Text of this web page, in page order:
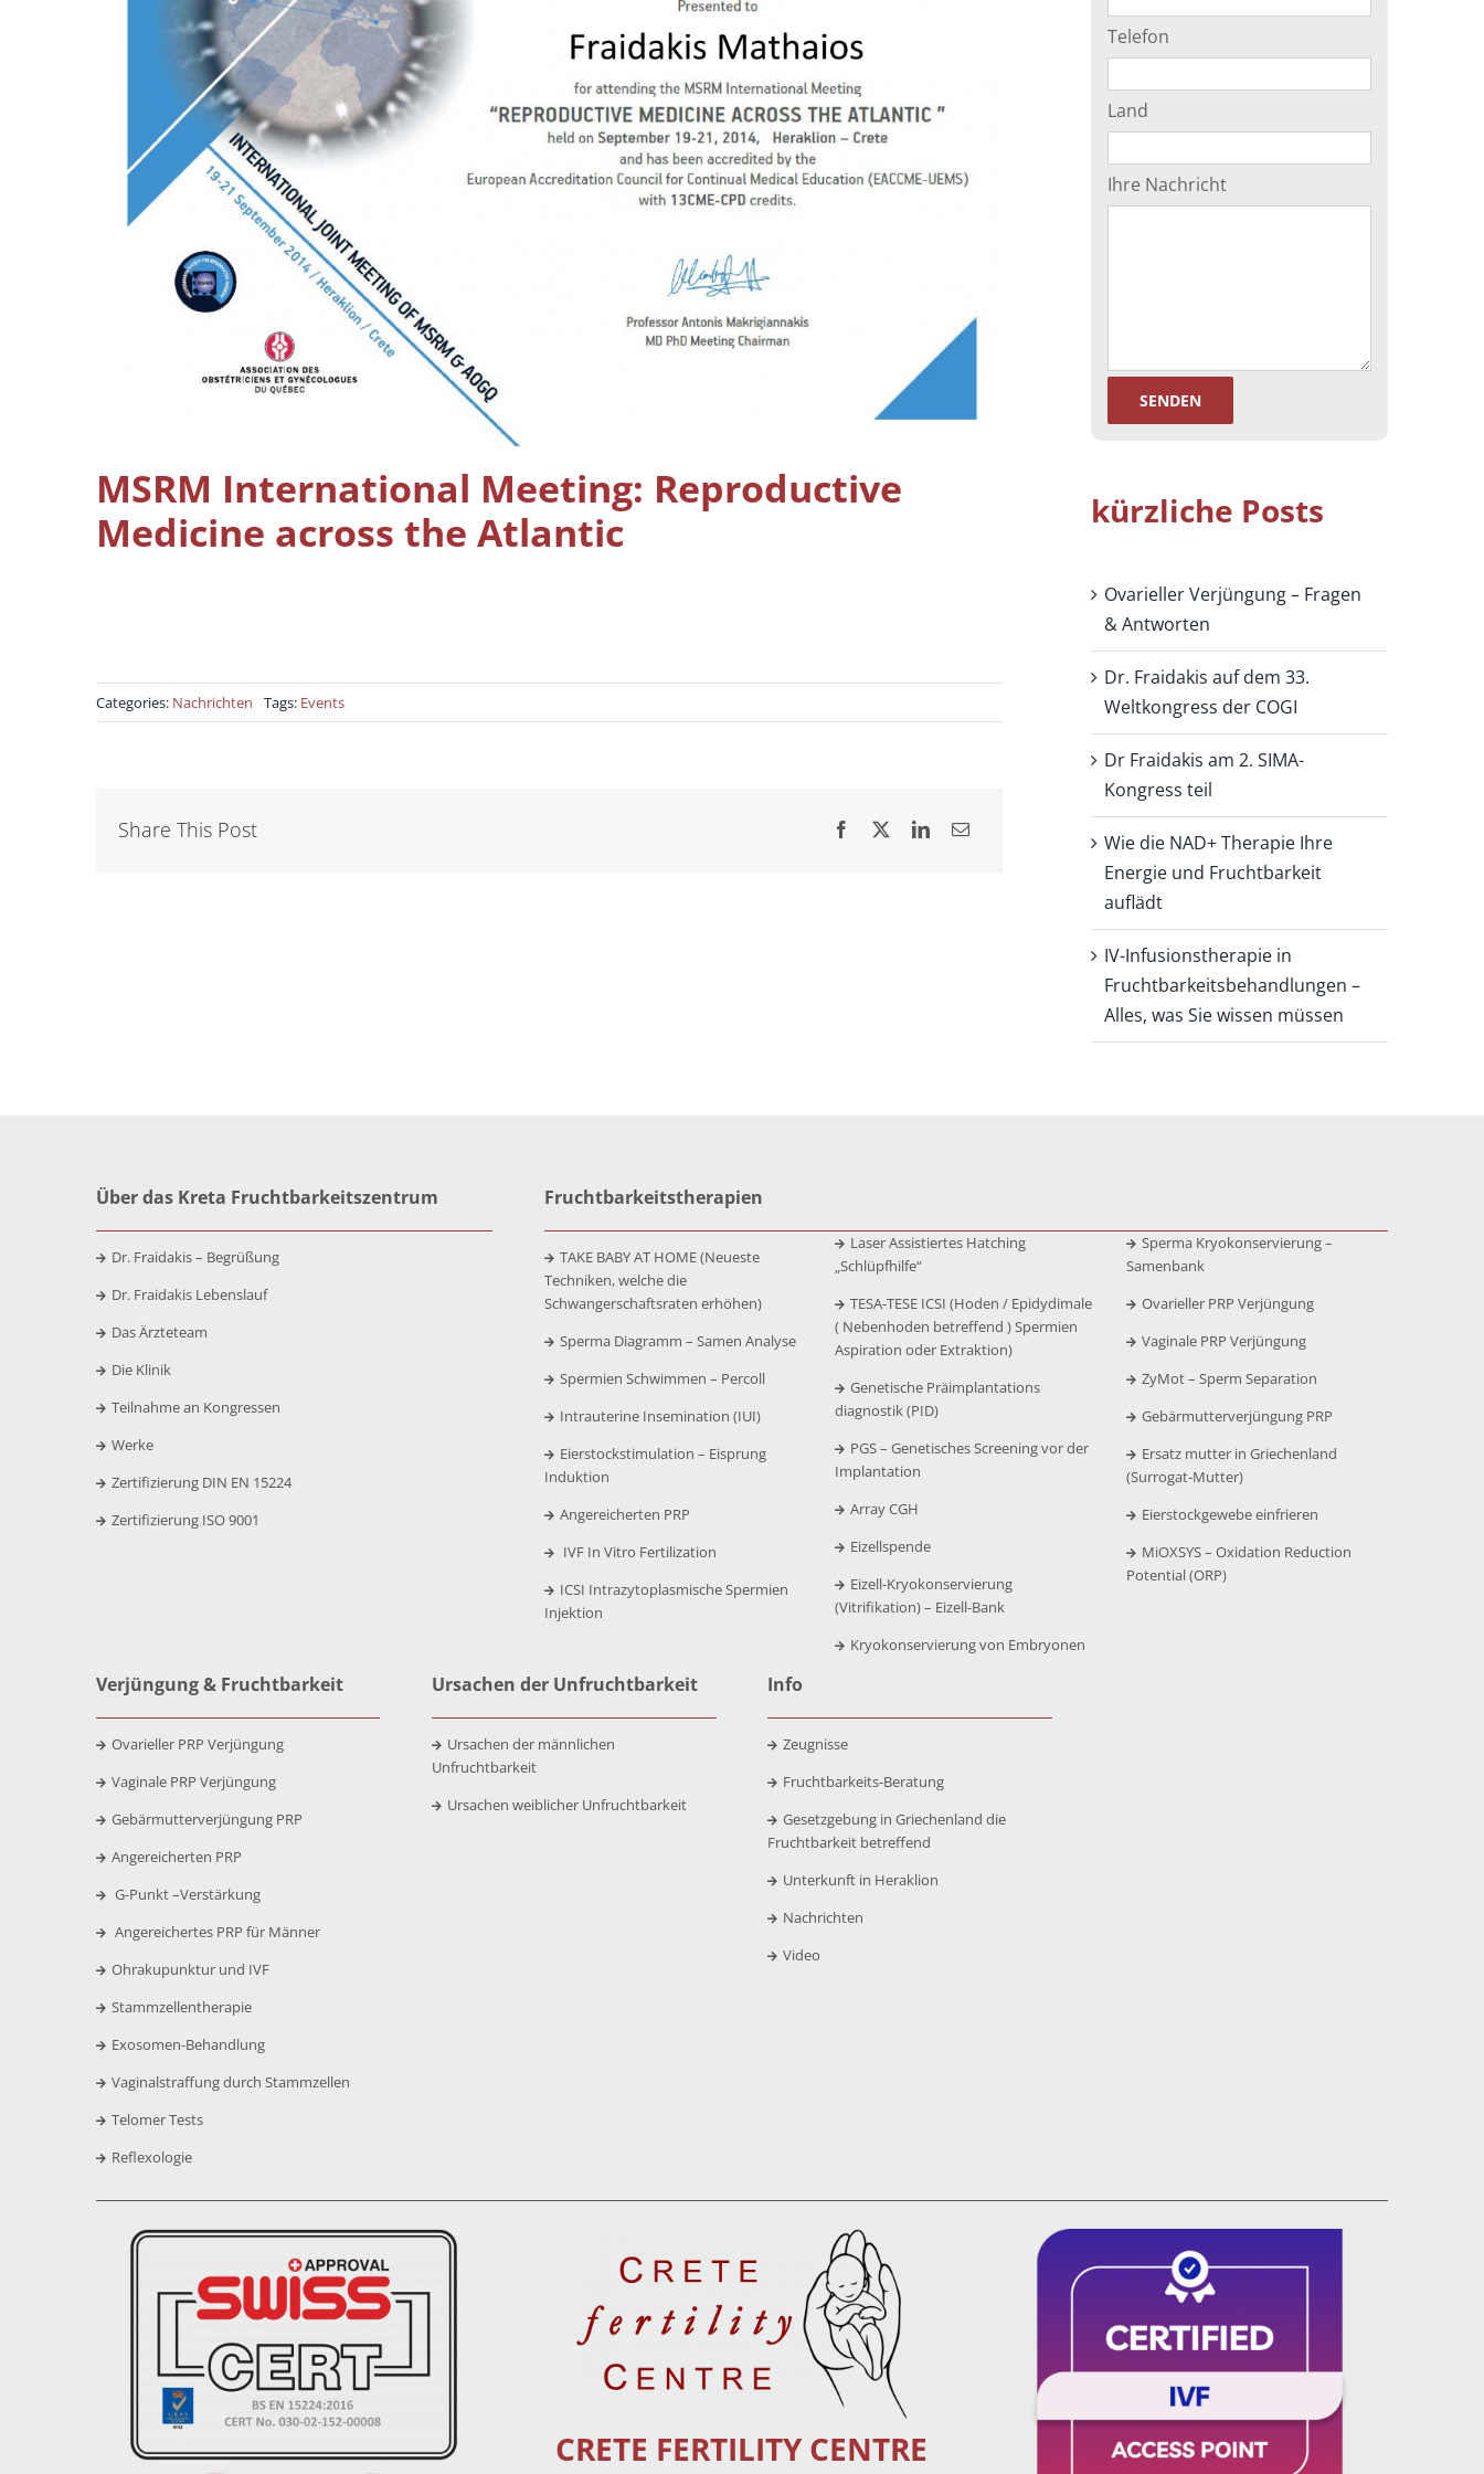
MSRM International Meeting: Reproductive
Medicine across the Atlantic
Categories: Nachrichten Tags: Events
Share This Post
Telefon
Land
Ihre Nachricht
kürzliche Posts
Ovarieller Verjüngung – Fragen
& Antworten
Dr. Fraidakis auf dem 33.
Weltkongress der COGI
Dr Fraidakis am 2. SIMA-
Kongress teil
Wie die NAD+ Therapie Ihre
Energie und Fruchtbarkeit
auflädt
IV-Infusionstherapie in
Fruchtbarkeitsbehandlungen –
Alles, was Sie wissen müssen
Über das Kreta Fruchtbarkeitszentrum
Dr. Fraidakis – Begrüßung
Dr. Fraidakis Lebenslauf
Das Ärzteteam
Die Klinik
Teilnahme an Kongressen
Werke
Zertifizierung DIN EN 15224
Zertifizierung ISO 9001
Fruchtbarkeitstherapien
TAKE BABY AT HOME (Neueste
Techniken, welche die
Schwangerschaftsraten erhöhen)
Sperma Diagramm – Samen Analyse
Spermien Schwimmen – Percoll
Intrauterine Insemination (IUI)
Eierstockstimulation – Eisprung
Induktion
Angereicherten PRP
IVF In Vitro Fertilization
ICSI Intrazytoplasmische Spermien
Injektion
Laser Assistiertes Hatching
„Schlüpfhilfe“
TESA-TESE ICSI (Hoden / Epidydimale
( Nebenhoden betreffend ) Spermien
Aspiration oder Extraktion)
Genetische Präimplantations
diagnostik (PID)
PGS – Genetisches Screening vor der
Implantation
Array CGH
Eizellspende
Eizell-Kryokonservierung
(Vitrifikation) – Eizell-Bank
Kryokonservierung von Embryonen
Sperma Kryokonservierung –
Samenbank
Ovarieller PRP Verjüngung
Vaginale PRP Verjüngung
ZyMot – Sperm Separation
Gebärmutterverjüngung PRP
Ersatz mutter in Griechenland
(Surrogat-Mutter)
Eierstockgewebe einfrieren
MiOXSYS – Oxidation Reduction
Potential (ORP)
Verjüngung & Fruchtbarkeit
Ovarieller PRP Verjüngung
Vaginale PRP Verjüngung
Gebärmutterverjüngung PRP
Angereicherten PRP
G-Punkt –Verstärkung
Angereichertes PRP für Männer
Ohrakupunktur und IVF
Stammzellentherapie
Exosomen-Behandlung
Vaginalstraffung durch Stammzellen
Telomer Tests
Reflexologie
Ursachen der Unfruchtbarkeit
Ursachen der männlichen
Unfruchtbarkeit
Ursachen weiblicher Unfruchtbarkeit
Info
Zeugnisse
Fruchtbarkeits-Beratung
Gesetzgebung in Griechenland die
Fruchtbarkeit betreffend
Unterkunft in Heraklion
Nachrichten
Video
CRETE FERTILITY CENTRE